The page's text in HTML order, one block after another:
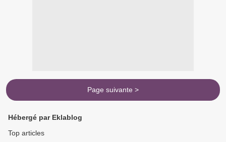
Page suivante >
Hébergé par Eklablog
Top articles